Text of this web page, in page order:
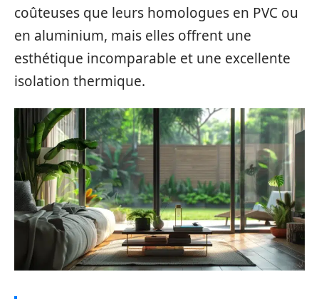
coûteuses que leurs homologues en PVC ou
en aluminium, mais elles offrent une
esthétique incomparable et une excellente
isolation thermique.